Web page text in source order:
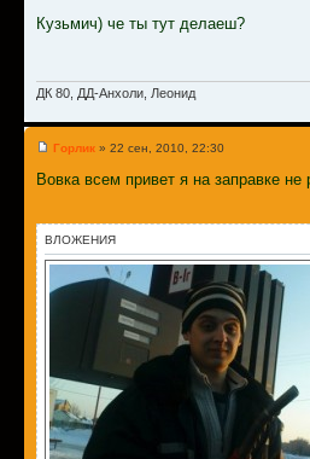
Кузьмич) че ты тут делаеш?
ДК 80, ДД-Анхоли, Леонид
Горлик » 22 сен, 2010, 22:30
Вовка всем привет я на заправке
ВЛОЖЕНИЯ